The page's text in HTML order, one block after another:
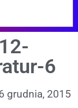
6
grudnia, 2015